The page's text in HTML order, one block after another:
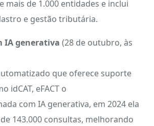
mais de 1.000 entidades e inclui
e gestão tributária.
IA generativa (28 de outubro, às
que oferece suporte
idCAT, eFACT o
com IA generativa, em 2024 ela
143.000 consultas, melhorando